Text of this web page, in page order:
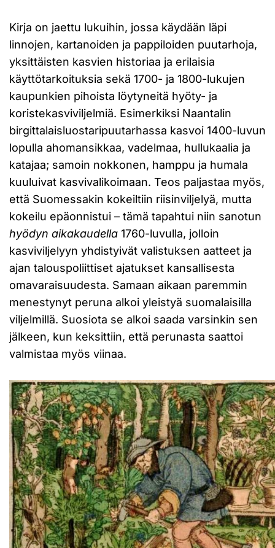
Kirja on jaettu lukuihin, jossa käydään läpi
linnojen, kartanoiden ja pappiloiden puutarhoja,
yksittäisten kasvien historiaa ja erilaisia
käyttötarkoituksia sekä 1700- ja 1800-lukujen
kaupunkien pihoista löytyneitä hyöty- ja
koristekasviviljelmiä. Esimerkiksi Naantalin
birgittalaisluostaripuutarhassa kasvoi 1400-luvun
lopulla ahomansikkaa, vadelmaa, hullukaalia ja
katajaa; samoin nokkonen, hamppu ja humala
kuuluivat kasvivalikoimaan. Teos paljastaa myös,
että Suomessakin kokeiltiin riisinviljelyä, mutta
kokeilu epäonnistui – tämä tapahtui niin sanotun
hyödyn aikakaudella 1760-luvulla, jolloin
kasviviljelyyn yhdistyivät valistuksen aatteet ja
ajan talouspoliittiset ajatukset kansallisesta
omavaraisuudesta. Samaan aikaan paremmin
menestynyt peruna alkoi yleistyä suomalaisilla
viljelmillä. Suosiota se alkoi saada varsinkin sen
jälkeen, kun keksittiin, että perunasta saattoi
valmistaa myös viinaa.